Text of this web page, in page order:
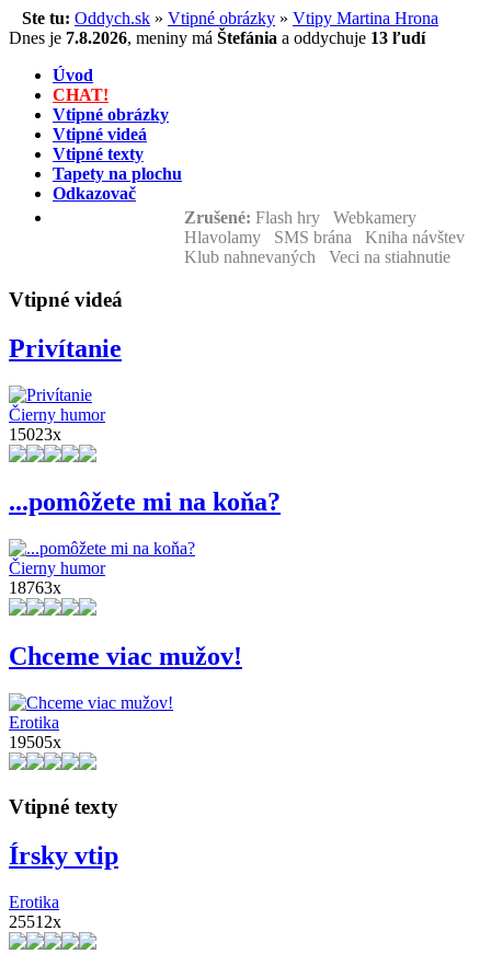
Ste tu: Oddych.sk » Vtipné obrázky » Vtipy Martina Hrona
Dnes je 7.8.2026, meniny má Štefánia a oddychuje 13 ľudí
Úvod
CHAT!
Vtipné obrázky
Vtipné videá
Vtipné texty
Tapety na plochu
Odkazovač
Zrušené: Flash hry Webkamery
Hlavolamy SMS brána Kniha návštev
Klub nahnevaných Veci na stiahnutie
Vtipné videá
Privítanie
Čierny humor
15023x
...pomôžete mi na koňa?
Čierny humor
18763x
Chceme viac mužov!
Erotika
19505x
Vtipné texty
Írsky vtip
Erotika
25512x